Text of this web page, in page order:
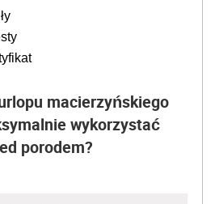
macierzyńskiego
wykorzystać
porodem?